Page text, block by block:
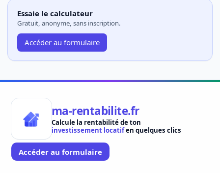
Essaie le calculateur
Gratuit, anonyme, sans inscription.
Accéder au formulaire
ma-rentabilite.fr
Calcule la rentabilité de ton
investissement locatifen quelques clics
Accéder au formulaire